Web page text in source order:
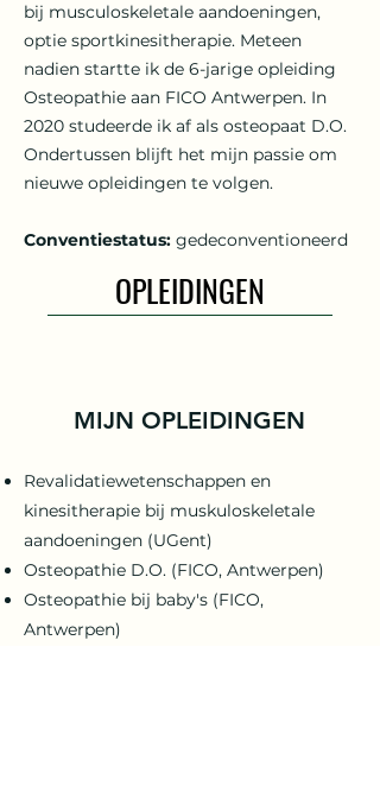
bij musculoskeletale aandoeningen,
optie sportkinesitherapie. Meteen
nadien startte ik de 6-jarige opleiding
Osteopathie aan FICO Antwerpen. In
2020 studeerde ik af als osteopaat D.O.
Ondertussen blijft het mijn passie om
nieuwe opleidingen te volgen.
Conventiestatus: gedeconventioneerd
OPLEIDINGEN
MIJN OPLEIDINGEN
Revalidatiewetenschappen en
kinesitherapie bij muskuloskeletale
aandoeningen (UGent)
Osteopathie D.O. (FICO, Antwerpen)
Osteopathie bij baby's (FICO,
Antwerpen)